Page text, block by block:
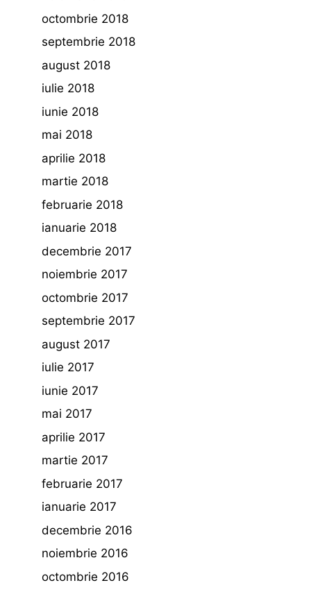
octombrie 2018
septembrie 2018
august 2018
iulie 2018
iunie 2018
mai 2018
aprilie 2018
martie 2018
februarie 2018
ianuarie 2018
decembrie 2017
noiembrie 2017
octombrie 2017
septembrie 2017
august 2017
iulie 2017
iunie 2017
mai 2017
aprilie 2017
martie 2017
februarie 2017
ianuarie 2017
decembrie 2016
noiembrie 2016
octombrie 2016